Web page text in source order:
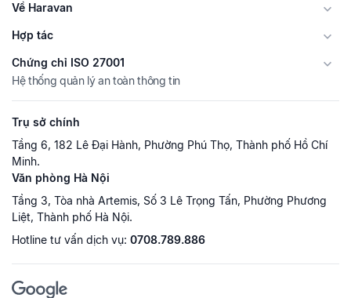
Về Haravan
Hợp tác
Chứng chỉ ISO 27001
Hệ thống quản lý an toàn thông tin
Trụ sở chính
Tầng 6, 182 Lê Đại Hành, Phường Phú Thọ, Thành phố Hồ Chí
Minh.
Văn phòng Hà Nội
Tầng 3, Tòa nhà Artemis, Số 3 Lê Trọng Tấn, Phường Phương
Liệt, Thành phố Hà Nội.
Hotline tư vấn dịch vụ: 0708.789.886